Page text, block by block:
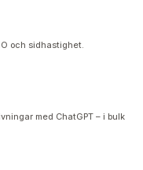
och sidhastighet.
med ChatGPT – i bulk